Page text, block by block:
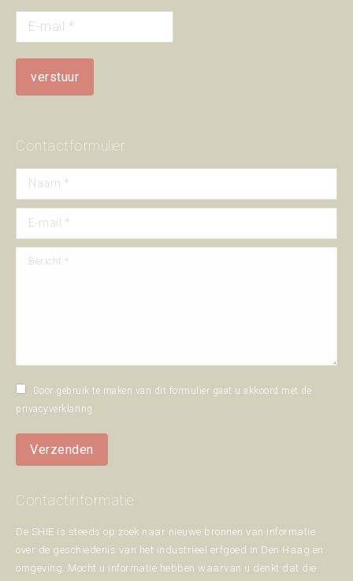
Contactformulier
Naam *
E-mail *
Bericht *
Door gebruik te maken van dit formulier gaat u akkoord met de
privacyverklaring
Verzenden
Contactinformatie
De SHIE is steeds op zoek naar nieuwe bronnen van informatie
over de geschiedenis van het industrieel erfgoed in Den Haag en
omgeving. Mocht u informatie hebben waarvan u denkt dat die